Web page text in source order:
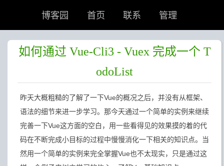
博客园 首页 联系 管理
如何通过 Vue-Cli3 - Vuex 完成一个 T
odoList
昨天大概粗糙的了解了一下Vue的概况之后，并没有从框架、
语法的细节来进一步学习。那今天通过一个简单的实例来继续
完善一下Vue这方面的空白，用一些看得见的效果摸的着的代
码在不断完成小目标的过程中慢慢消化一下相关的知识点。当
然用一个简单的实例来完全掌握Vue也不太现实，只是通过这